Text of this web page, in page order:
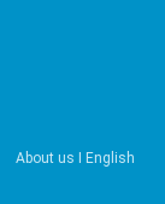
About us ǀ English